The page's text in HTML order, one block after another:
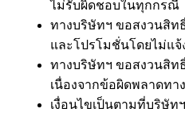
ไม่รับผิดชอบในทุกกรณี
ทางบริษัทฯ ขอสงวนสิท
และโปรโมชั่นโดยไม่แ
ทางบริษัทฯ ขอสงวนสิท
เนื่องจากข้อผิดพลาดทา
เงื่อนไขเป็นตามที่บริษัท